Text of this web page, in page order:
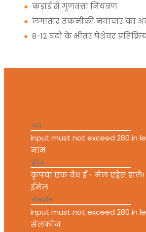
●कड़ाई से गुणवत्ता नियंत्रण
●लगातार तकनीकी नवाचार का
●8-12 घंटों के भीतर पेशेवर
input must not exceed 280 in
नाम
कृपया एक वैध ई - मेल एड्रेस डालें!
ईमेल
input must not exceed 280 in
सेलफोन